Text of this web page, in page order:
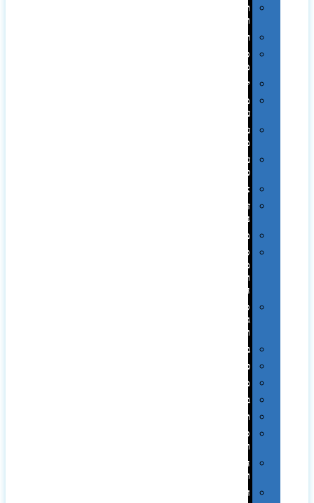
תערוכות
וכנסים
רמקולים
סוכריות
ממותגות
יודאיקה
מארזי
עטים
עטי
מתכת
עטי
פלסטיק
אוזניות
זכרונות
ניידים
מפצלים
סביבת
מחשב
וציוד
היקפי
סוללות
גיבוי
ומטענים
ביגוד
כובעים
מגבות
בקבוקים
תרמי
ספלים
וכוסות
הוקרה
ואומנות
חגים